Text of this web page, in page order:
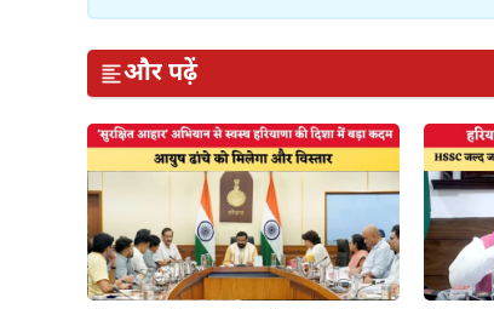
और पढ़ें